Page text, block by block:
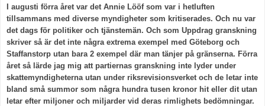
I augusti förra året var det Annie Lööf som var i hetluften
tillsammans med diverse myndigheter som kritiserades. Och nu var
det dags för politiker och tjänstemän. Och som Uppdrag granskning
skriver så är det inte några extrema exempel med Göteborg och
Staffanstorp utan bara 2 exempel där man tänjer på gränserna. Förra
året så lärde jag mig att partiernas granskning inte lyder under
skattemyndigheterna utan under riksrevisionsverket och de letar inte
bland små summor som några hundra tusen kronor hit eller dit utan
letar efter miljoner och miljarder vid deras rimlighets bedömningar.